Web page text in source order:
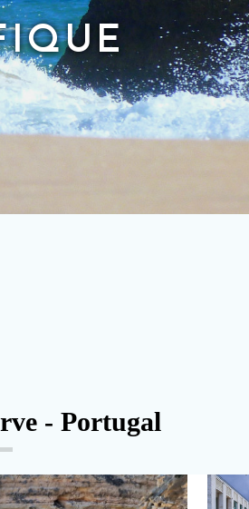
- Portugal